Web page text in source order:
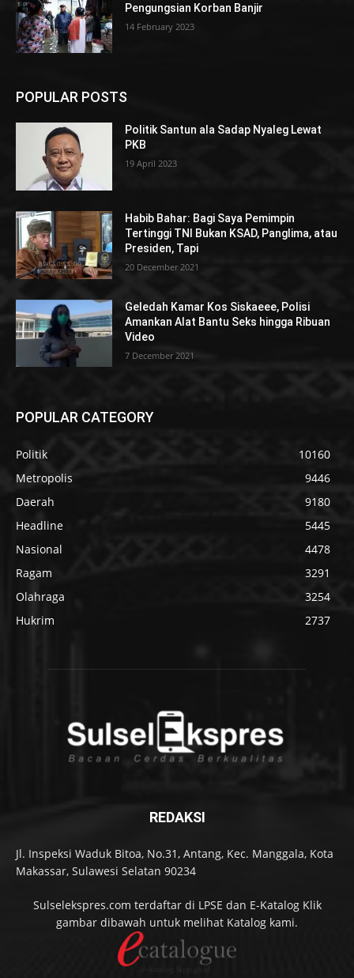
Pengungsian Korban Banjir
14 February 2023
POPULAR POSTS
Politik Santun ala Sadap Nyaleg Lewat
PKB
19 April 2023
Habib Bahar: Bagi Saya Pemimpin
Tertinggi TNI Bukan KSAD, Panglima, atau
Presiden, Tapi
20 December 2021
Geledah Kamar Kos Siskaeee, Polisi
Amankan Alat Bantu Seks hingga Ribuan
Video
7 December 2021
POPULAR CATEGORY
Politik
10160
Metropolis
9446
Daerah
9180
Headline
5445
Nasional
4478
Ragam
3291
Olahraga
3254
Hukrim
2737
REDAKSI
Jl. Inspeksi Waduk Bitoa, No.31, Antang, Kec. Manggala, Kota
Makassar, Sulawesi Selatan 90234
Sulselekspres.com terdaftar di LPSE dan E-Katalog Klik
gambar dibawah untuk melihat Katalog kami.